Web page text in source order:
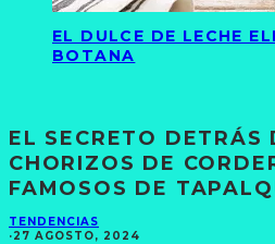
EL DULCE DE LECHE
BOTANA
EL SECRETO DETRÁS
CHORIZOS DE
FAMOSOS DE
TENDENCIAS
·27 AGOSTO, 2024